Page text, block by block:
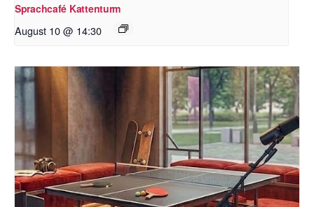
Sprachcafé Kattenturm
August 10 @ 14:30